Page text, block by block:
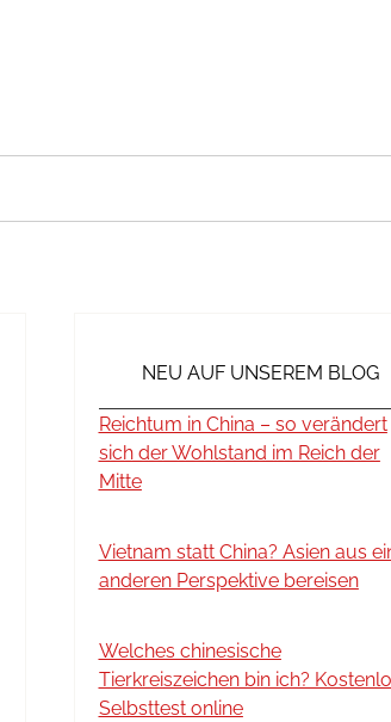
NEU AUF UNSEREM BLOG
Reichtum in China – so verändert
sich der Wohlstand im Reich der
Mitte
Vietnam statt China? Asien aus
anderen Perspektive bereisen
Welches chinesische
Tierkreiszeichen bin ich?
Selbsttest online